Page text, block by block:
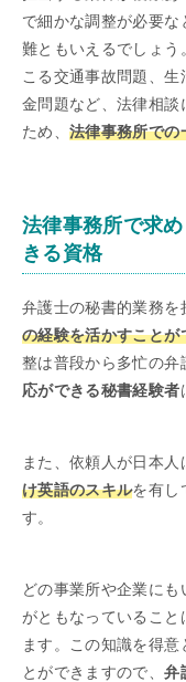
で細かな調整が必要
難ともいえるでしょう
こる交通事故問題、
金問題など、法律相談
ため、法律事務所での
法律事務所で求
きる資格
弁護士の秘書的業務を
の経験を活かすことが
整は普段から多忙の弁
応ができる秘書経験者
また、依頼人が日本
け英語のスキルを有し
す。
どの事業所や企業にも
がともなっていること
ます。この知識を得
とができますので、弁